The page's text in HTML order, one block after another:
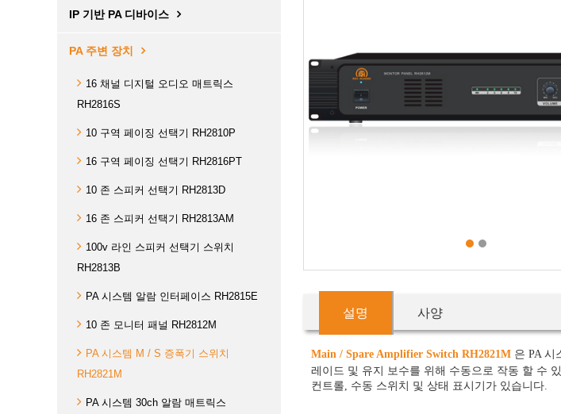
IP 기반 PA 디바이스
PA 주변 장치
16 채널 디지털 오디오 매트릭스
RH2816S
10 구역 페이징 선택기 RH2810P
16 구역 페이징 선택기 RH2816PT
10 존 스피커 선택기 RH2813D
16 존 스피커 선택기 RH2813AM
100v 라인 스피커 선택기 스위치
RH2813B
PA 시스템 알람 인터페이스 RH2815E
10 존 모니터 패널 RH2812M
PA 시스템 M / S 증폭기 스위치
RH2821M
PA 시스템 30ch 알람 매트릭스
설명 사양
Main / Spare Amplifier Switch RH2821M 은 PA 시
레이드 및 유지 보수를 위해 수동으로 작동 할 수
컨트롤, 수동 스위치 및 상태 표시기가 있습니다.